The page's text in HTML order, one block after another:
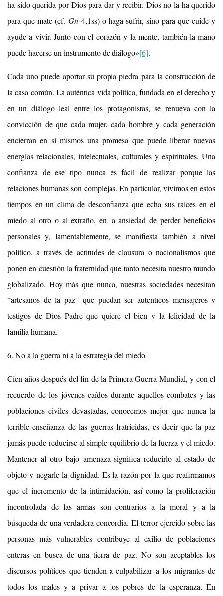
ha sido querida por Dios para dar y recibir. Dios no la ha querido
para que mate (cf.Gn 4,1ss) o haga sufrir, sino para que cuide y
ayude a vivir. Junto con el corazón y la mente, también la mano
puede hacerse un instrumento de diálogo»[6].
Cada uno puede aportar su propia piedra para la construcción de
la casa común. La auténtica vida política, fundada en el derecho y
en un diálogo leal entre los protagonistas, se renueva con la
convicción de que cada mujer, cada hombre y cada generación
encierran en sí mismos una promesa que puede liberar nuevas
energías relacionales, intelectuales, culturales y espirituales. Una
confianza de ese tipo nunca es fácil de realizar porque las
relaciones humanas son complejas. En particular, vivimos en estos
tiempos en un clima de desconfianza que echa sus raíces en el
miedo al otro o al extraño, en la ansiedad de perder beneficios
personales y, lamentablemente, se manifiesta también a nivel
político, a través de actitudes de clausura o nacionalismos que
ponen en cuestión la fraternidad que tanto necesita nuestro mundo
globalizado. Hoy más que nunca, nuestras sociedades necesitan
“artesanos de la paz” que puedan ser auténticos mensajeros y
testigos de Dios Padre que quiere el bien y la felicidad de la
familia humana.
6. No a la guerra ni a la estrategia del miedo
Cien años después del fin de la Primera Guerra Mundial, y con el
recuerdo de los jóvenes caídos durante aquellos combates y las
poblaciones civiles devastadas, conocemos mejor que nunca la
terrible enseñanza de las guerras fratricidas, es decir que la paz
jamás puede reducirse al simple equilibrio de la fuerza y el miedo.
Mantener al otro bajo amenaza significa reducirlo al estado de
objeto y negarle la dignidad. Es la razón por la que reafirmamos
que el incremento de la intimidación, así como la proliferación
incontrolada de las armas son contrarios a la moral y a la
búsqueda de una verdadera concordia. El terror ejercido sobre las
personas más vulnerables contribuye al exilio de poblaciones
enteras en busca de una tierra de paz. No son aceptables los
discursos políticos que tienden a culpabilizar a los migrantes de
todos los males y a privar a los pobres de la esperanza. En